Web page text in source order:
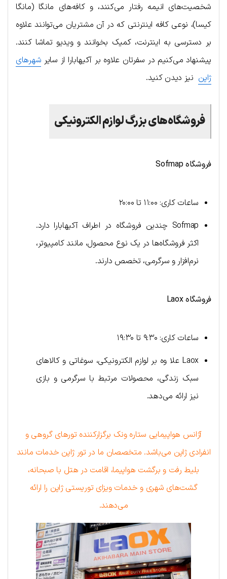
شخصیت‌های انیمه رفتار می‌کنند، و کافه‌های مانگا (مانگا
کیسا)، نوعی کافه اینترنتی که در آن مشتریان می‌توانند علاوه
بر دسترسی به اینترنت، کمیک بخوانند و ویدیو تماشا کنند.
پیشنهاد می‌کنیم در سفرتان علاوه بر آکیهابارا از سایر شهرهای
ژاپن نیز دیدن کنید.
فروشگاه‌های بزرگ لوازم الکترونیکی
فروشگاهSofmap
ساعات کاری: ۱۱:۰۰ تا ۲۰:۰۰
Sofmap چندین فروشگاه در اطراف آکیهابارا دارد.
اکثر فروشگاه‌ها در یک نوع محصول، مانند کامپیوتر،
نرم‌افزار و سرگرمی، تخصص دارند.
فروشگاهLaox
ساعات کاری: ۹:۳۰ تا ۱۹:۳۰
Laox علا وه بر لوازم الکترونیکی، سوغاتی و کالاهای
سبک زندگی، محصولات مرتبط با سرگرمی و بازی
نیز ارائه می‌دهد.
آژانس هواپیمایی ستاره ونک برگزارکننده تورهای گروهی و
انفرادی ژاپن می‌باشد. متخصصان ما در تور ژاپن خدمات مانند
بلیط رفت و برگشت هواپیما، اقامت در هتل با صبحانه،
گشت‌های شهری و خدمات ویزای توریستی ژاپن را ارائه
می‌دهند.